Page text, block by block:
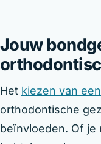
Jouw
Het kiezen van
orthodontische
beïnvloeden. Of je